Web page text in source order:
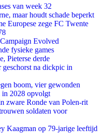
van week 32
maar houdt schade beperkt
Europese zege FC Twente
Evolved
fysieke games
Pieterse derde
na dickpic in
boom, vier gewonden
in 2028 opvolgt
zware Ronde van Polen-rit
soldaten voor
Kaagman op 79-jarige leeftijd